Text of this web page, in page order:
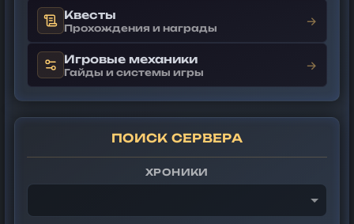
Квесты
Прохождения и награды →
Игровые механики
Гайды и системы игры →
ПОИСК СЕРВЕРА
ХРОНИКИ